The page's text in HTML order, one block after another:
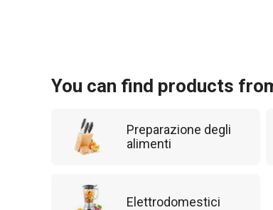
You can find products
Preparazione degli
alimenti
Elettrodomestici